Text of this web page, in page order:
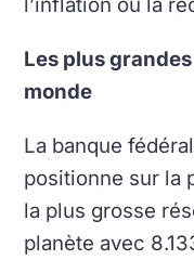
Les plus
monde
La banque
positionne sur la
la plus grosse
planète avec